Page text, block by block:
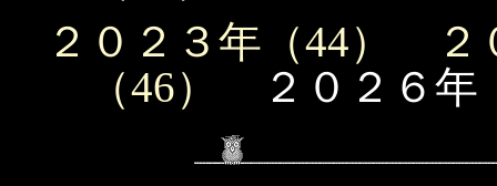
２０２３年（44）
（46）
２０２６年